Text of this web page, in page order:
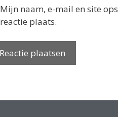
Mijn naam, e-mail en site
reactie plaats.